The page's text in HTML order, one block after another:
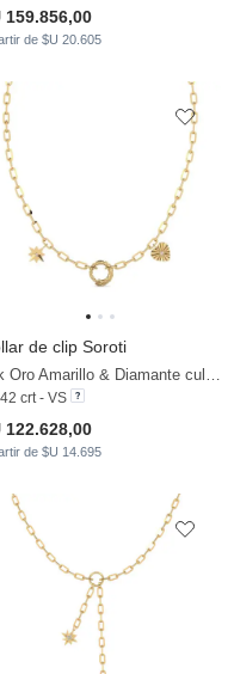
159.856,00
de $U 20.605
de clip Soroti
14k Oro Amarillo & Diamante cultivado en laboratorio
crt - VS
122.628,00
de $U 14.695